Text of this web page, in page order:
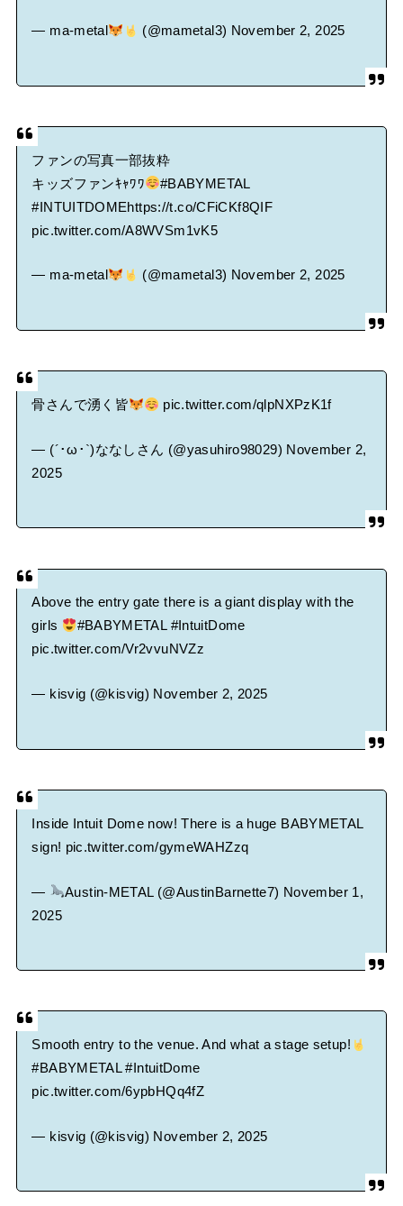
— ma-metal (@mametal3) November 2, 2025
ファンの写真一部抜粋
キッズファンｷｬﾜﾜ
#BABYMETAL
#INTUITDOMEhttps://t.co/CFiCKf8QIF
pic.twitter.com/A8WVSm1vK5
— ma-metal (@mametal3) November 2, 2025
骨さんで湧く皆 pic.twitter.com/qlpNXPzK1f
— (´･ω･`)ななしさん (@yasuhiro98029) November 2,
2025
Above the entry gate there is a giant display with the
girls
#BABYMETAL #IntuitDome
pic.twitter.com/Vr2vvuNVZz
— kisvig (@kisvig) November 2, 2025
Inside Intuit Dome now! There is a huge BABYMETAL
sign! pic.twitter.com/gymeWAHZzq
— Austin-METAL (@AustinBarnette7) November 1,
2025
Smooth entry to the venue. And what a stage setup!
#BABYMETAL #IntuitDome
pic.twitter.com/6ypbHQq4fZ
— kisvig (@kisvig) November 2, 2025